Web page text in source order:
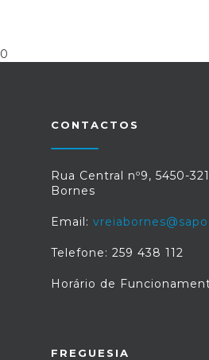
0
CONTACTOS
Rua Central nº9, 5450-
Bornes
Email:
Telefone: 259 438 112
Horário de
FREGUESIA